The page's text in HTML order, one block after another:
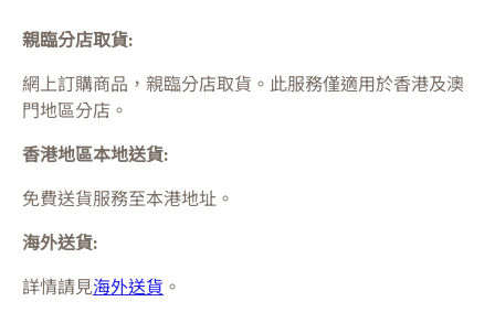
親臨分店取貨:
網上訂購商品，親臨分店取貨。此服務僅適用於香港及澳
門地區分店。
香港地區本地送貨:
免費送貨服務至本港地址。
海外送貨:
詳情請見海外送貨 。